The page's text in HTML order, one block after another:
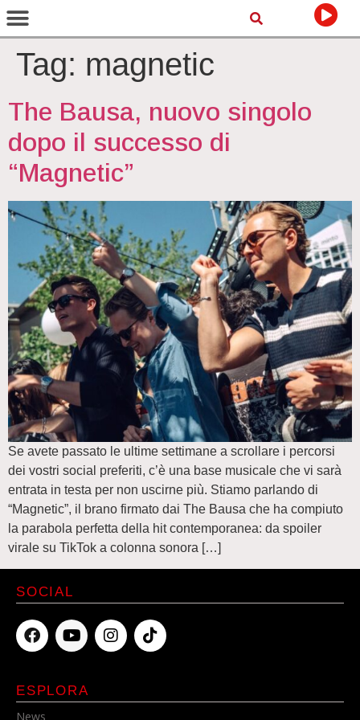
Tag: magnetic
The Bausa, nuovo singolo
dopo il successo di
“Magnetic”
Se avete passato le ultime settimane a scrollare i percorsi
dei vostri social preferiti, c’è una base musicale che vi sarà
entrata in testa per non uscirne più. Stiamo parlando di
“Magnetic”, il brano firmato dai The Bausa che ha compiuto
la parabola perfetta della hit contemporanea: da spoiler
virale su TikTok a colonna sonora […]
ESPLORA
News
SOCIAL